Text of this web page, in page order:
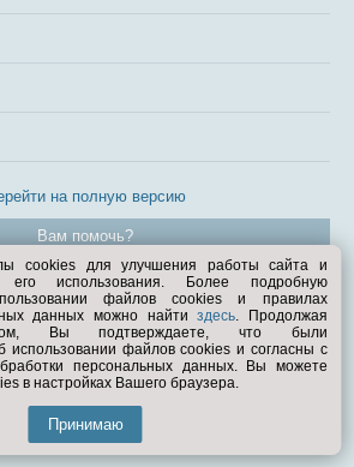
на полную версию
Вам помочь?
© Exist.ru 1998—2026
cookies для улучшения работы сайта и
его использования. Более подробную
файлов cookies и правилах
данных можно найтиздесь. Продолжая
Вы подтверждаете, что были
файлов cookies и согласны с
персональных данных. Вы можете
в настройках Вашего браузера.
Принимаю